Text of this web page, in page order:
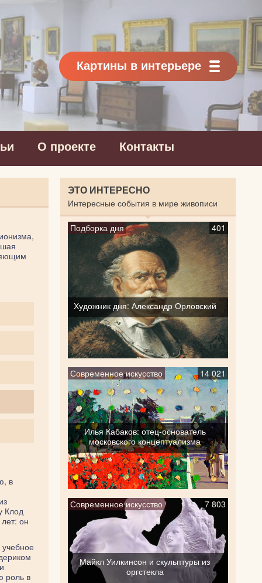
Картины в интерьере
О проекте Контакты
в
Клод
он
роль в
ЭТО ИНТЕРЕСНО
Интересные события в мире живописи
Подборка дня 401
Художник дня: Александр Орловский
Современное искусство 14 021
Илья Кабаков: отец-основатель
московского концептуализма
Современное искусство 7 803
Майкл Уилкинсон и скульптуры из
оргстекла